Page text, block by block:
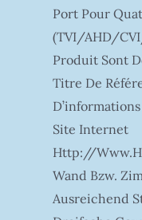
Port Pour
(TVI/AHD/
Produit Sont
Titre De
Site Internet
Http://
Wand Bzw.
Ausreichend